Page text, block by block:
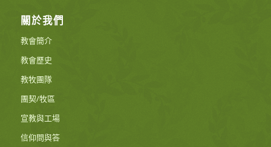
關於我們
教會簡介
教會歷史
教牧團隊
團契/牧區
宣教與工場
信仰問與答